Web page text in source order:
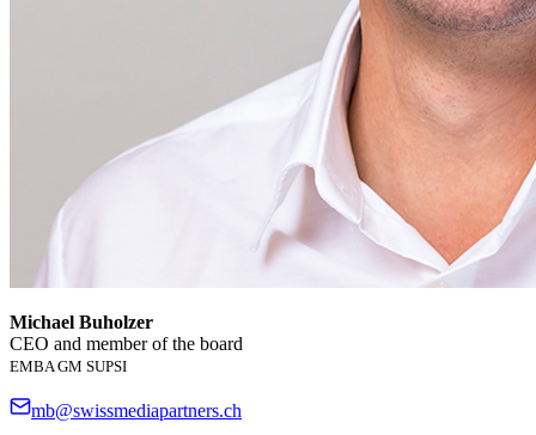
Michael Buholzer
CEO and member of the board
EMBA GM SUPSI
mb@swissmediapartners.ch